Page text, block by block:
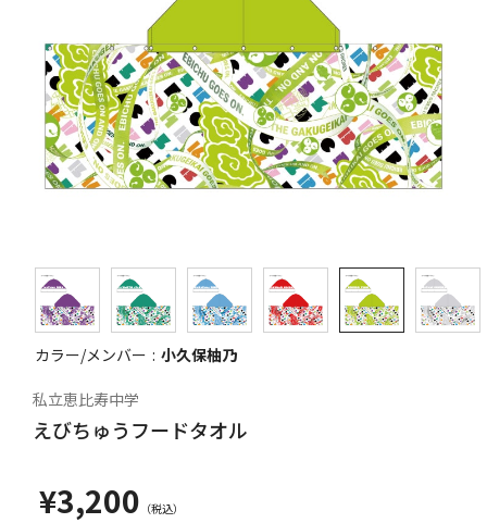
カラー/メンバー 小久保柚乃
私立恵比寿中学
えびちゅうフードタオル
¥3,200